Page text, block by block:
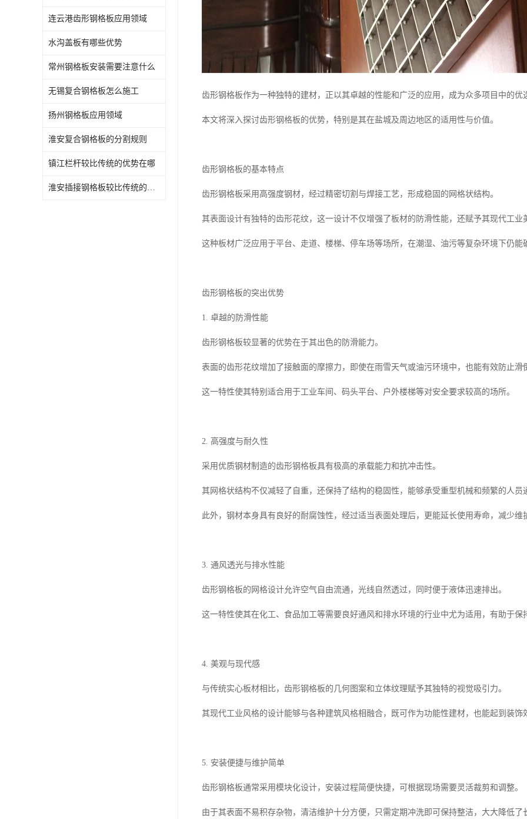
连云港齿形钢格板应用领域
水沟盖板有哪些优势
常州钢格板安装需要注意什么
无锡复合钢格板怎么施工
扬州钢格板应用领域
淮安复合钢格板的分割规则
镇江栏杆较比传统的优势在哪
淮安插接钢格板较比传统的优势在哪
齿形钢格板作为一种独特的建材，正以其卓越的性能和广泛的应用，成为众多项目中的优
本文将深入探讨齿形钢格板的优势，特别是其在盐城及周边地区的适用性与价值。
齿形钢格板的基本特点
齿形钢格板采用高强度钢材，经过精密切割与焊接工艺，形成稳固的网格状结构。
其表面设计有独特的齿形花纹，这一设计不仅增强了板材的防滑性能，还赋予其现代工业
这种板材广泛应用于平台、走道、楼梯、停车场等场所，在潮湿、油污等复杂环境下仍能
齿形钢格板的突出优势
1. 卓越的防滑性能
齿形钢格板较显著的优势在于其出色的防滑能力。
表面的齿形花纹增加了接触面的摩擦力，即使在雨雪天气或油污环境中，也能有效防止滑
这一特性使其特别适合用于工业车间、码头平台、户外楼梯等对安全要求较高的场所。
2. 高强度与耐久性
采用优质钢材制造的齿形钢格板具有极高的承载能力和抗冲击性。
其网格状结构不仅减轻了自重，还保持了结构的稳固性，能够承受重型机械和频繁的人员
此外，钢材本身具有良好的耐腐蚀性，经过适当表面处理后，更能延长使用寿命，减少维
3. 通风透光与排水性能
齿形钢格板的网格设计允许空气自由流通，光线自然透过，同时便于液体迅速排出。
这一特性使其在化工、食品加工等需要良好通风和排水环境的行业中尤为适用，有助于
4. 美观与现代感
与传统实心板材相比，齿形钢格板的几何图案和立体纹理赋予其独特的视觉吸引力。
其现代工业风格的设计能够与各种建筑风格相融合，既可作为功能性建材，也能起到装饰
5. 安装便捷与维护简单
齿形钢格板通常采用模块化设计，安装过程简便快捷，可根据现场需要灵活裁剪和调整。
由于其表面不易积存杂物，清洁维护十分方便，只需定期冲洗即可保持整洁，大大降低了